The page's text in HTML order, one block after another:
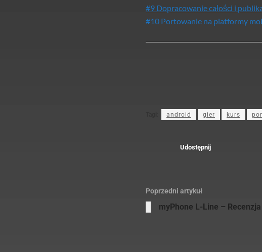
#9 Dopracowanie całości i
#10 Portowanie na platformy
android gier kurs
Udostępnij
Poprzedni artykuł
myPhone L-Line – Recenzja